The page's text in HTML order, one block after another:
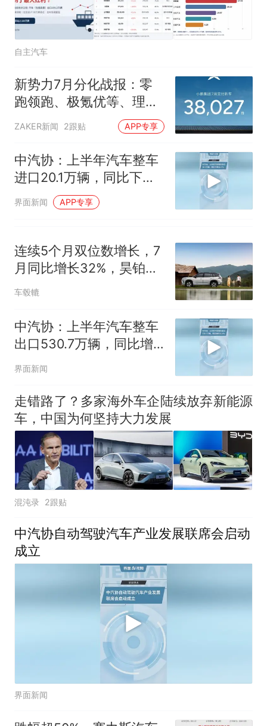
自主汽车
新势力7月分化战报：零
跑领跑、极氪优等、理想
ZAKER新闻 2跟贴 APP专享
中汽协：上半年汽车整车
进口20.1万辆，同比下降
10.5%
界面新闻 APP专享
连续5个月双位数增长，7
月同比增长32%，昊铂埃
安为何能逆势增长
车毂轆
中汽协：上半年汽车整车
出口530.7万辆，同比增
长52.8%
界面新闻
走错路了？多家海外车企陆续放弃新能源
车，中国为何坚持大力发展
混沌录 2跟贴
中汽协自动驾驶汽车产业发展联席会启动
成立
界面新闻